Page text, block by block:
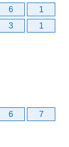
6
1
3 1
6
7